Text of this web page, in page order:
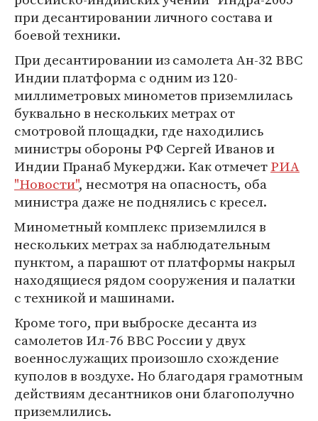
при десантировании личного состава и
боевой техники.
При десантировании из самолета Ан-32 ВВС
Индии платформа с одним из 120-
миллиметровых минометов приземлилась
буквально в нескольких метрах от
смотровой площадки, где находились
министры обороны РФ Сергей Иванов и
Индии Пранаб Мукерджи. Как отмечетРИА
"Новости", несмотря на опасность, оба
министра даже не поднялись с кресел.
Минометный комплекс приземлился в
нескольких метрах за наблюдательным
пунктом, а парашют от платформы накрыл
находящиеся рядом сооружения и палатки
с техникой и машинами.
Кроме того, при выброске десанта из
самолетов Ил-76 ВВС России у двух
военнослужащих произошло схождение
куполов в воздухе. Но благодаря грамотным
действиям десантников они благополучно
приземлились.